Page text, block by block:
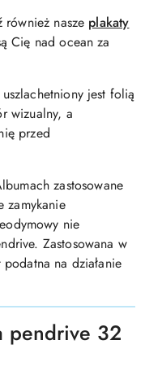
również nasze plakaty
Cię nad ocean za
jest folią
wizualny, a
przed
zastosowane
zamykanie
nie
Zastosowana w
na działanie
pendrive 32